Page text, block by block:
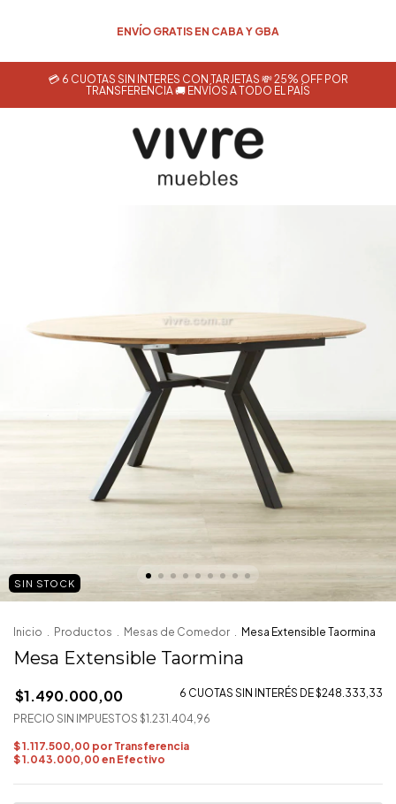
💳 6 CUOTAS SIN INTERÉS CON TARJETAS 💸 25% OFF POR
TRANSFERENCIA 🚚 ENVÍOS A TODO EL PAÍS
SIN STOCK
Inicio . Productos . Mesas de Comedor . Mesa Extensible Taormina
Mesa Extensible Taormina
$1.490.000,00 6 CUOTAS SIN INTERÉS DE$248.333,33
PRECIO SIN IMPUESTOS $1.231.404,96